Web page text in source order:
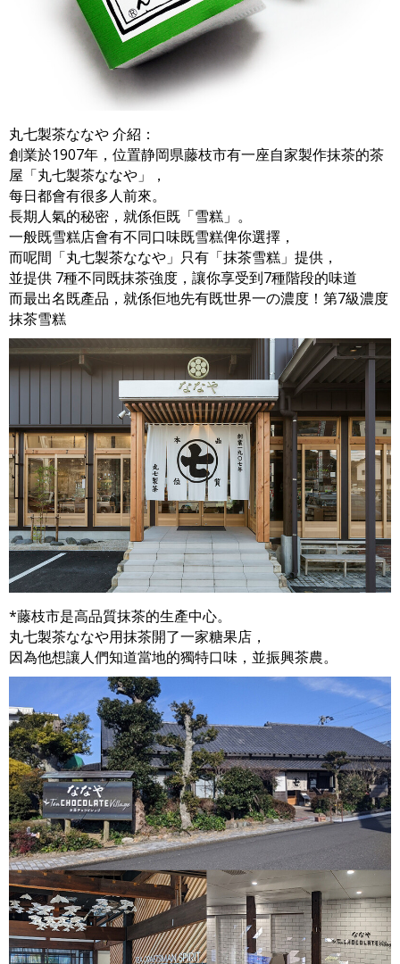
丸七製茶ななや 介紹：
創業於1907年，位置静岡県藤枝市有一座自家製作抹茶的茶
屋「丸七製茶ななや」，
每日都會有很多人前來。
長期人氣的秘密，就係佢既「雪糕」。
一般既雪糕店會有不同口味既雪糕俾你選擇，
而呢間「丸七製茶ななや」只有「抹茶雪糕」提供，
並提供 7種不同既抹茶強度，讓你享受到7種階段的味道
而最出名既產品，就係佢地先有既世界一の濃度！第7級濃度
抹茶雪糕
*藤枝市是高品質抹茶的生產中心。
丸七製茶ななや用抹茶開了一家糖果店，
因為他想讓人們知道當地的獨特口味，並振興茶農。